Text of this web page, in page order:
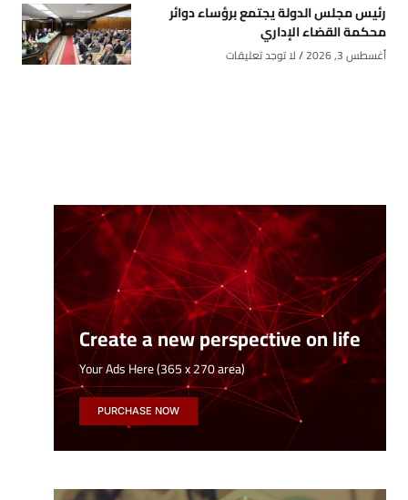
رئيس مجلس الدولة يجتمع برؤساء دوائر
محكمة القضاء الإداري
أغسطس 3, 2026 لا توجد تعليقات
Create a new perspective on life
Your Ads Here (365 x 270 area)
PURCHASE NOW